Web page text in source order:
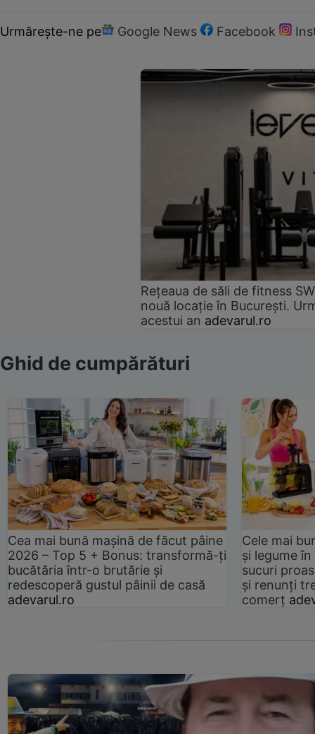
Urmărește-ne pe Google News Facebook
Rețeaua de săli de fitness
nouă locație în București.
acestui an adevarul.ro
Ghid de cumpărături
Cea mai bună mașină de făcut pâine
2026 – Top 5 + Bonus: transformă-ți
bucătăria într-o brutărie și
redescoperă gustul pâinii de casă
adevarul.ro
Cele mai
și legume
sucuri
și renunți
comerț